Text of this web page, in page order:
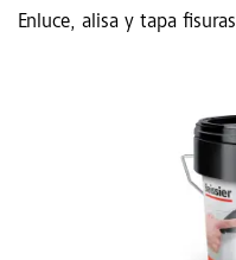
Enluce, alisa y tapa fisuras